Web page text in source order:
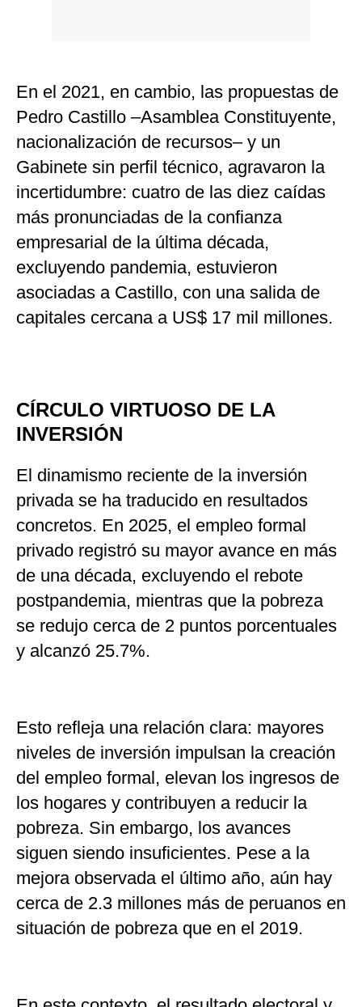
En el 2021, en cambio, las propuestas de
Pedro Castillo –Asamblea Constituyente,
nacionalización de recursos– y un
Gabinete sin perfil técnico, agravaron la
incertidumbre: cuatro de las diez caídas
más pronunciadas de la confianza
empresarial de la última década,
excluyendo pandemia, estuvieron
asociadas a Castillo, con una salida de
capitales cercana a US$ 17 mil millones.
CÍRCULO VIRTUOSO DE LA
INVERSIÓN
El dinamismo reciente de la inversión
privada se ha traducido en resultados
concretos. En 2025, el empleo formal
privado registró su mayor avance en más
de una década, excluyendo el rebote
postpandemia, mientras que la pobreza
se redujo cerca de 2 puntos porcentuales
y alcanzó 25.7%.
Esto refleja una relación clara: mayores
niveles de inversión impulsan la creación
del empleo formal, elevan los ingresos de
los hogares y contribuyen a reducir la
pobreza. Sin embargo, los avances
siguen siendo insuficientes. Pese a la
mejora observada el último año, aún hay
cerca de 2.3 millones más de peruanos en
situación de pobreza que en el 2019.